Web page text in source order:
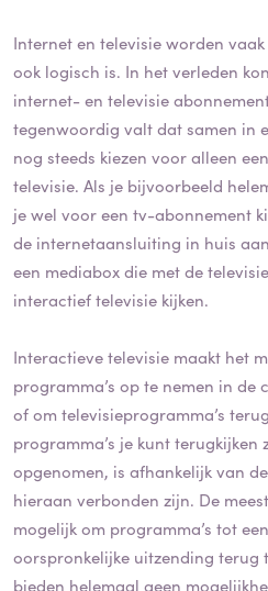
Internet en televisie worden
ook logisch is. In het verleden
internet- en televisie
tegenwoordig valt dat samen in
nog steeds kiezen voor alleen
televisie. Als je bijvoorbeeld
je wel voor een tv-abonnement
de internetaansluiting in huis
een mediabox die met de
interactief televisie kijken.
Interactieve televisie maakt het
programma’s op te nemen in de
of om televisieprogramma’s
programma’s je kunt terugkijken
opgenomen, is afhankelijk van
hieraan verbonden zijn. De
mogelijk om programma’s tot
oorspronkelijke uitzending terug
bieden helemaal geen